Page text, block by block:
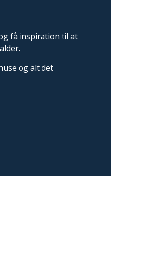
få inspiration til at
og alt det